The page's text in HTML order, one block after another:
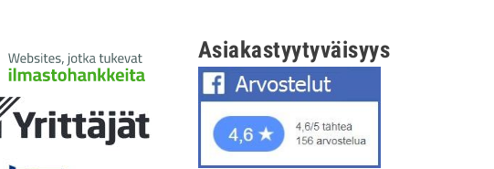
Asiakastyytyväisyys